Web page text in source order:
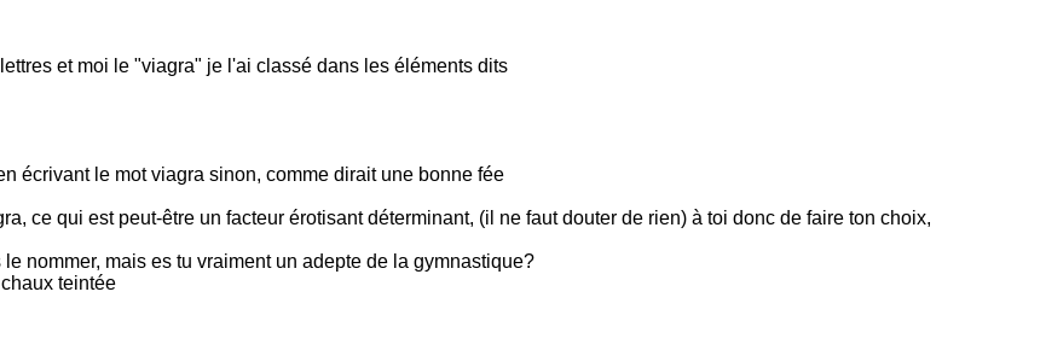
et moi le "viagra" je l'ai classé dans les éléments dits
écrivant le mot viagra sinon, comme dirait une bonne fée
ce qui est peut-être un facteur érotisant déterminant, (il ne faut douter de rien) à toi donc de faire ton choix,
nommer, mais es tu vraiment un adepte de la gymnastique?
teintée